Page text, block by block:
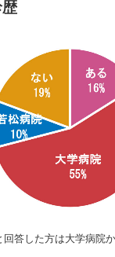
答した方は大学病院